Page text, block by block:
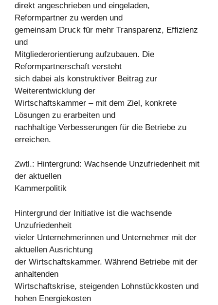
direkt angeschrieben und eingeladen,
Reformpartner zu werden und
gemeinsam Druck für mehr Transparenz, Effizienz
und
Mitgliederorientierung aufzubauen. Die
Reformpartnerschaft versteht
sich dabei als konstruktiver Beitrag zur
Weiterentwicklung der
Wirtschaftskammer – mit dem Ziel, konkrete
Lösungen zu erarbeiten und
nachhaltige Verbesserungen für die Betriebe zu
erreichen.
Zwtl.: Hintergrund: Wachsende Unzufriedenheit mit
der aktuellen
Kammerpolitik
Hintergrund der Initiative ist die wachsende
Unzufriedenheit
vieler Unternehmerinnen und Unternehmer mit der
aktuellen Ausrichtung
der Wirtschaftskammer. Während Betriebe mit der
anhaltenden
Wirtschaftskrise, steigenden Lohnstückkosten und
hohen Energiekosten